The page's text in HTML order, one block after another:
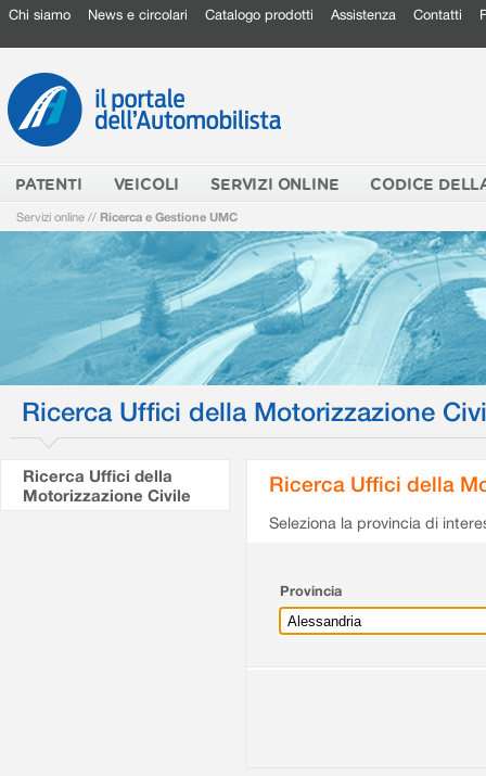
Chi siamo News e circolari Catalogo prodotti Assistenza Contatti
PATENTI VEICOLI SERVIZI ONLINE CODICE
Servizi online // Ricerca e Gestione UMC
Ricerca Uffici della Motorizzazione
Ricerca Uffici della
Motorizzazione Civile
Ricerca Uffici della
Seleziona la provincia di
Provincia